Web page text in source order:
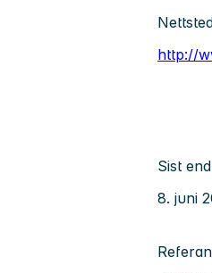
http://
Sist
8. juni